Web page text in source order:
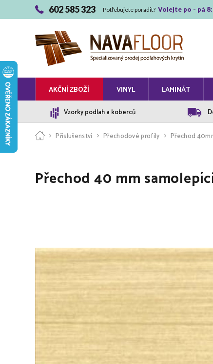
602 585 323 Potřebujete poradit? Volejte po - pá
AKČNÍ ZBOŽÍ VINYL LAMINÁT
Vzorky podlah a koberců
Příslušenství Přechodové profily Přechod
Přechod 40 mm